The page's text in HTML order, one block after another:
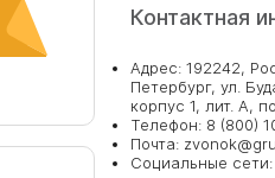
Контактная
Адрес: 192242,
Петербург, ул.
корпус 1, лит. А,
Телефон: 8 (800)
Почта:
Социальные